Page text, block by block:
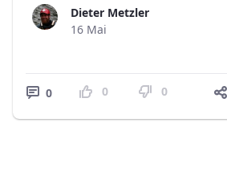
Dieter Metzler
16 Mai
0 0 0